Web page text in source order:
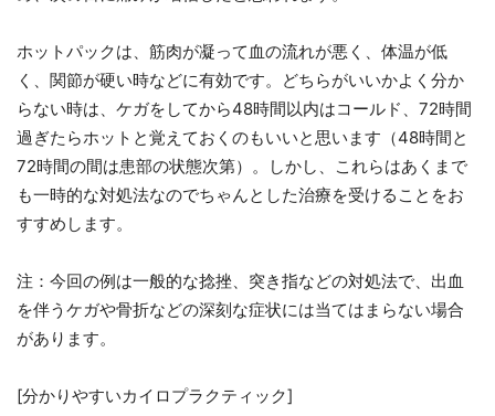
ホットパックは、筋肉が凝って血の流れが悪く、体温が低
く、関節が硬い時などに有効です。どちらがいいかよく分か
らない時は、ケガをしてから48時間以内はコールド、72時間
過ぎたらホットと覚えておくのもいいと思います（48時間と
72時間の間は患部の状態次第）。しかし、これらはあくまで
も一時的な対処法なのでちゃんとした治療を受けることをお
すすめします。
注：今回の例は一般的な捻挫、突き指などの対処法で、出血
を伴うケガや骨折などの深刻な症状には当てはまらない場合
があります。
[分かりやすいカイロプラクティック]